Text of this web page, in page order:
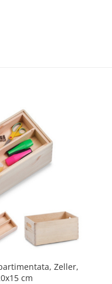
Zeller,
cm